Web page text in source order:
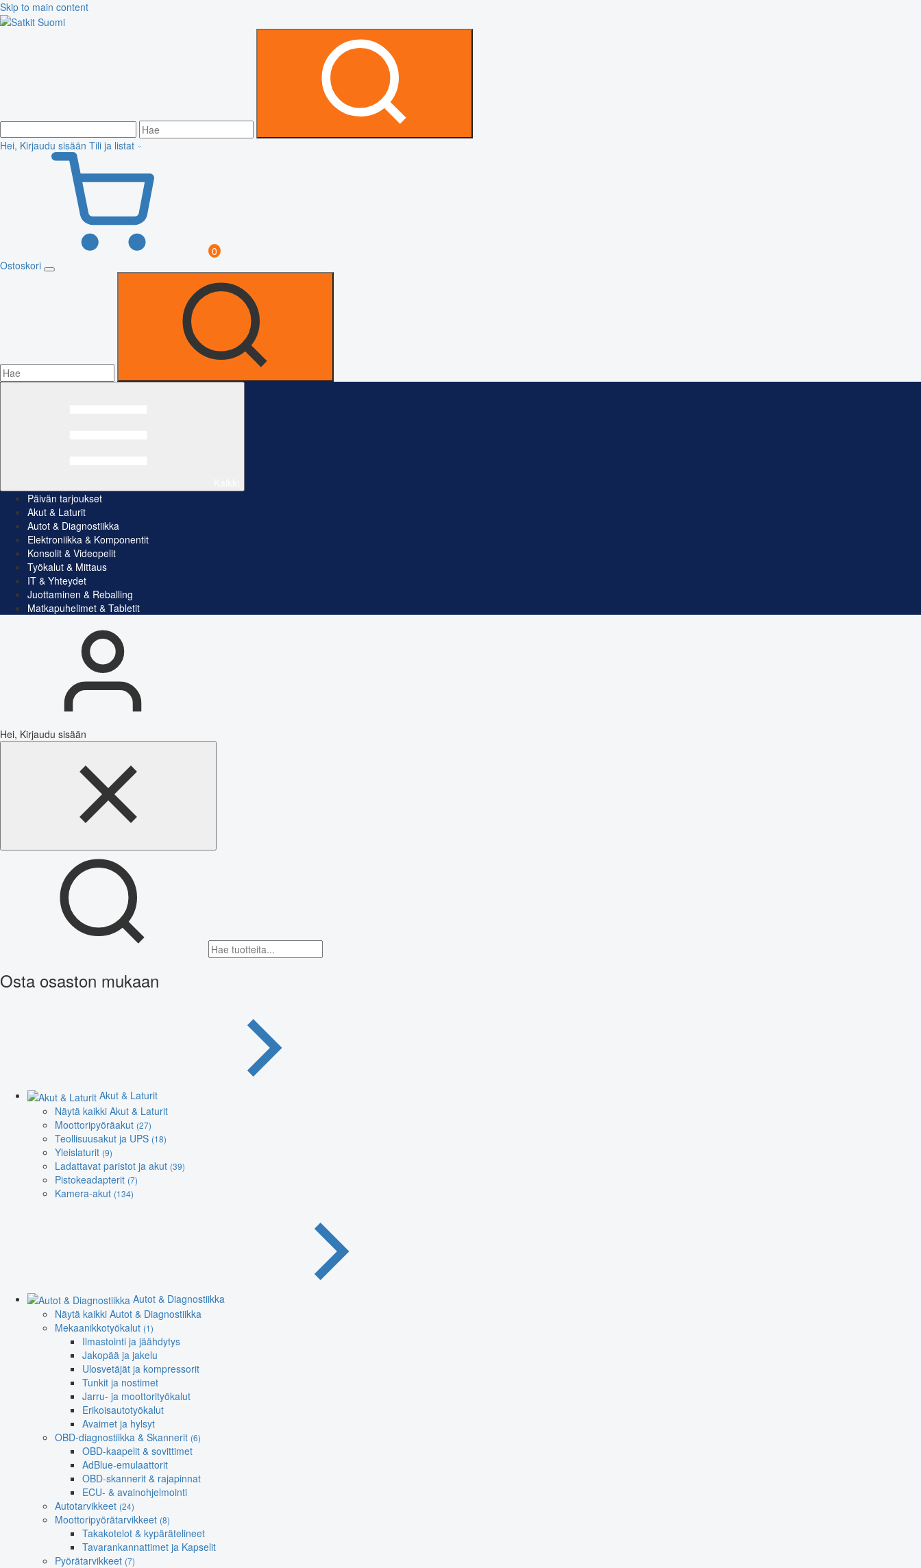
Skip to main content
Hei, Kirjaudu sisään Tili ja listat
0
Ostoskori
Päivän tarjoukset
Akut & Laturit
Autot & Diagnostiikka
Elektroniikka & Komponentit
Konsolit & Videopelit
Työkalut & Mittaus
IT & Yhteydet
Juottaminen & Reballing
Matkapuhelimet & Tabletit
Hei, Kirjaudu sisään
Osta osaston mukaan
Akut & Laturit
Näytä kaikki Akut & Laturit
Moottoripyöräakut (27)
Teollisuusakut ja UPS (18)
Yleislaturit (9)
Ladattavat paristot ja akut (39)
Pistokeadapterit (7)
Kamera-akut (134)
Autot & Diagnostiikka
Näytä kaikki Autot & Diagnostiikka
Mekaanikkotyökalut (1)
Ilmastointi ja jäähdytys
Jakopää ja jakelu
Ulosvetäjät ja kompressorit
Tunkit ja nostimet
Jarru- ja moottorityökalut
Erikoisautotyökalut
Avaimet ja hylsyt
OBD-diagnostiikka & Skannerit (6)
OBD-kaapelit & sovittimet
AdBlue-emulaattorit
OBD-skannerit & rajapinnat
ECU- & avainohjelmointi
Autotarvikkeet (24)
Moottoripyörätarvikkeet (8)
Takakotelot & kypärätelineet
Tavarankannattimet ja Kapselit
Pyörätarvikkeet (7)